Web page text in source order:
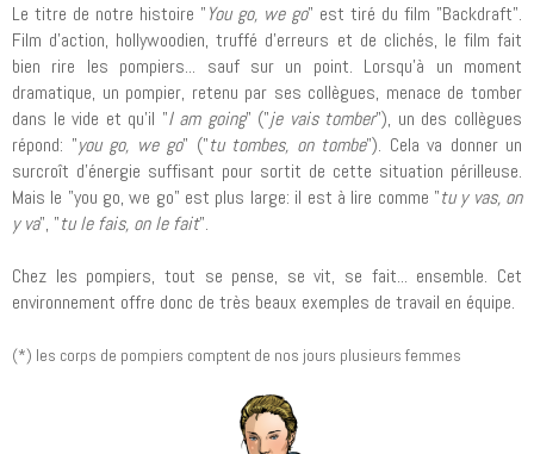
Le titre de notre histoire "You go, we go" est tiré du film "Backdraft".
Film d'action, hollywoodien, truffé d'erreurs et de clichés, le film fait
bien rire les pompiers... sauf sur un point. Lorsqu'à un moment
dramatique, un pompier, retenu par ses collègues, menace de tomber
dans le vide et qu'il "I am going" ("je vais tomber"), un des collègues
répond: "you go, we go" ("tu tombes, on tombe"). Cela va donner un
surcroît d'énergie suffisant pour sortit de cette situation périlleuse.
Mais le "you go, we go" est plus large: il est à lire comme "tu y vas, on
y va", "tu le fais, on le fait".
Chez les pompiers, tout se pense, se vit, se fait... ensemble. Cet
environnement offre donc de très beaux exemples de travail en équipe.
(*) les corps de pompiers comptent de nos jours plusieurs femmes